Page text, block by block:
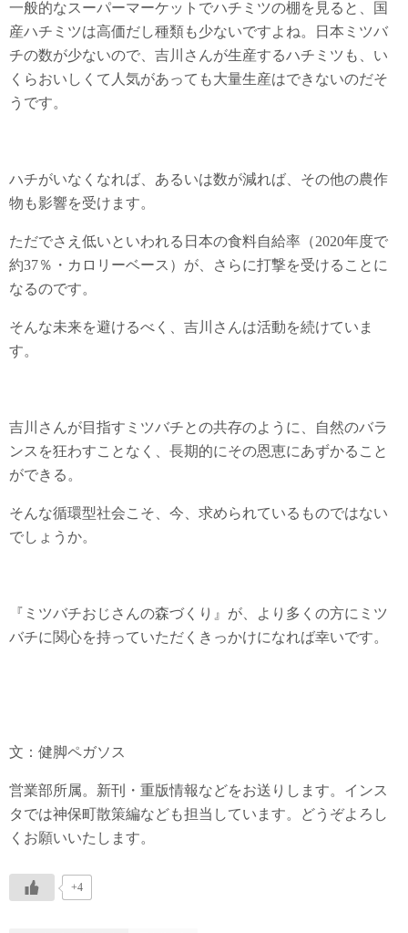
一般的なスーパーマーケットでハチミツの棚を見ると、国
産ハチミツは高価だし種類も少ないですよね。日本ミツバ
チの数が少ないので、吉川さんが生産するハチミツも、い
くらおいしくて人気があっても大量生産はできないのだそ
うです。
ハチがいなくなれば、あるいは数が減れば、その他の農作
物も影響を受けます。
ただでさえ低いといわれる日本の食料自給率（2020年度で
約37％・カロリーベース）が、さらに打撃を受けることに
なるのです。
そんな未来を避けるべく、吉川さんは活動を続けていま
す。
吉川さんが目指すミツバチとの共存のように、自然のバラ
ンスを狂わすことなく、長期的にその恩恵にあずかること
ができる。
そんな循環型社会こそ、今、求められているものではない
でしょうか。
『ミツバチおじさんの森づくり』が、より多くの方にミツ
バチに関心を持っていただくきっかけになれば幸いです。
文：健脚ペガソス
営業部所属。新刊・重版情報などをお送りします。インス
タでは神保町散策編なども担当しています。どうぞよろし
くお願いいたします。
+4